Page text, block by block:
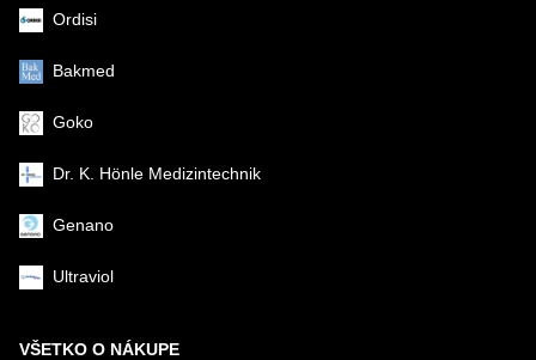
Ordisi
Bakmed
Goko
Dr. K. Hönle Medizintechnik
Genano
Ultraviol
VŠETKO O NÁKUPE